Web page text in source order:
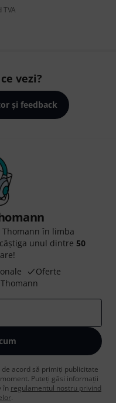
TVA
vezi?
și feedback
în limba
unul dintre 50
Oferte
de acord să primiți publicitate
Puteți găsi informații
în regulamentul nostru privind
.